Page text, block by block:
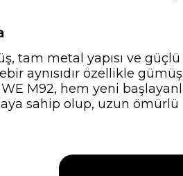
tam metal yapısı ve
aynısıdır özellikle
M92, hem yeni
sahip olup, uzun